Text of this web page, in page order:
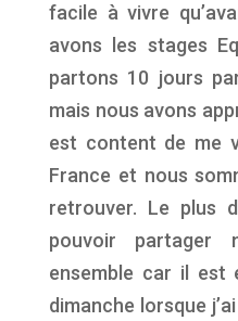
facile à vivre
avons les stages
partons 10 jours
mais nous avons
est content de me
France et nous
retrouver. Le plus
pouvoir partager
ensemble car il est
dimanche lorsque